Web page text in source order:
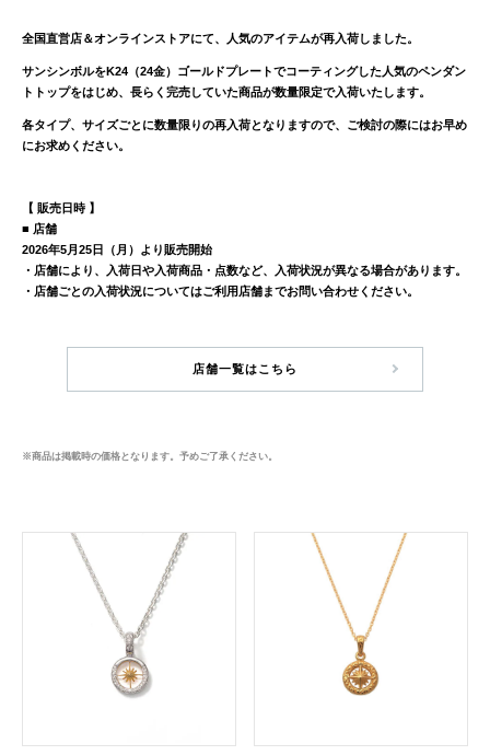
全国直営店＆オンラインストアにて、人気のアイテムが再入荷しました。
サンシンボルをK24（24金）ゴールドプレートでコーティングした人気のペンダン
トトップをはじめ、長らく完売していた商品が数量限定で入荷いたします。
各タイプ、サイズごとに数量限りの再入荷となりますので、ご検討の際にはお早め
にお求めください。
【 販売日時 】
■ 店舗
2026年5⽉25⽇（月）より販売開始
・店舗により、⼊荷⽇や⼊荷商品・点数など、⼊荷状況が異なる場合があります。
・店舗ごとの⼊荷状況についてはご利⽤店舗までお問い合わせください。
店舗一覧はこちら
※商品は掲載時の価格となります。予めご了承ください。